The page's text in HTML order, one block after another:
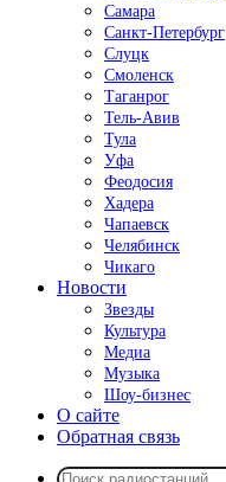
Самара
Санкт-Петербург
Слуцк
Смоленск
Таганрог
Тель-Авив
Тула
Уфа
Феодосия
Хадера
Чапаевск
Челябинск
Чикаго
Новости
Звезды
Культура
Медиа
Музыка
Шоу-бизнес
О сайте
Обратная связь